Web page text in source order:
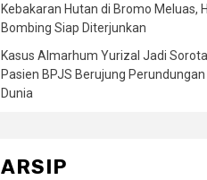
Kebakaran Hutan di Bromo Meluas,
Bombing Siap Diterjunkan
Kasus Almarhum Yurizal Jadi
Pasien BPJS Berujung
Dunia
ARSIP